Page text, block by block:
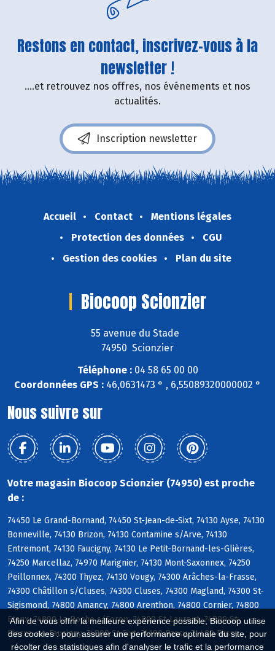
Afin de vous offrir la meilleure expérience possible, Biocoop utilise
des cookies : pour assurer une performance optimale du site, pour
récolter des statistiques afin d'analyser le trafic et la performance
Restons en contact, inscrivez-vous à la
newsletter !
....et retrouvez nos offres, nos événements et nos
actualités.
Inscription newsletter
Accueil Contact
Mentions légales
Protection des données
CGU
Gestion des cookies
Plan du site
Biocoop Scionzier
55 avenue du Stade
74950 Scionzier
Téléphone :04 58 65 00 00
Coordonnées GPS : 46,0631473 ° , 6,55089320000002 °
Nous suivre sur
Votre magasin Biocoop Scionzier (74950) est proche
de :
74450 Le Grand-Bornand, 74450 St-Jean-de-Sixt, 74130 Ayse, 74130
Bonneville, 74130 Brizon, 74130 Contamine s/Arve, 74130
Entremont, 74130 Faucigny, 74130 Le Petit-Bornand-les-Glières,
74250 Marcellaz, 74970 Marignier, 74130 Mont-Saxonnex, 74250
Peillonnex, 74300 Thyez, 74130 Vougy, 74300 Arâches-la-Frasse,
74300 Châtillon s/Cluses, 74300 Cluses, 74300 Magland, 74300 St-
Sigismond, 74800 Amancy, 74800 Arenthon, 74800 Cornier, 74800
Etaux, 74800 La Roche s/Foron, 74800 St-Laurent, 74800 St-
Pierre-en-Faucigny, 74800 St-Sixt, 74190 Passy, 74480 Passy